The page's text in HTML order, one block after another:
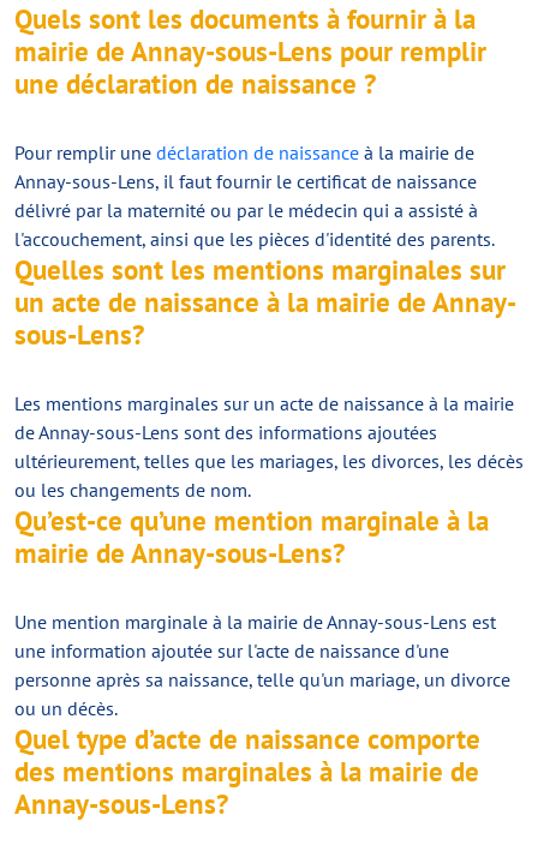
Quels sont les documents à fournir à la
mairie de Annay-sous-Lens pour remplir
une déclaration de naissance ?
Pour remplir une déclaration de naissance à la mairie de
Annay-sous-Lens, il faut fournir le certificat de naissance
délivré par la maternité ou par le médecin qui a assisté à
l'accouchement, ainsi que les pièces d'identité des parents.
Quelles sont les mentions marginales sur
un acte de naissance à la mairie de Annay-
sous-Lens?
Les mentions marginales sur un acte de naissance à la mairie
de Annay-sous-Lens sont des informations ajoutées
ultérieurement, telles que les mariages, les divorces, les décès
ou les changements de nom.
Qu’est-ce qu’une mention marginale à la
mairie de Annay-sous-Lens?
Une mention marginale à la mairie de Annay-sous-Lens est
une information ajoutée sur l'acte de naissance d'une
personne après sa naissance, telle qu'un mariage, un divorce
ou un décès.
Quel type d’acte de naissance comporte
des mentions marginales à la mairie de
Annay-sous-Lens?